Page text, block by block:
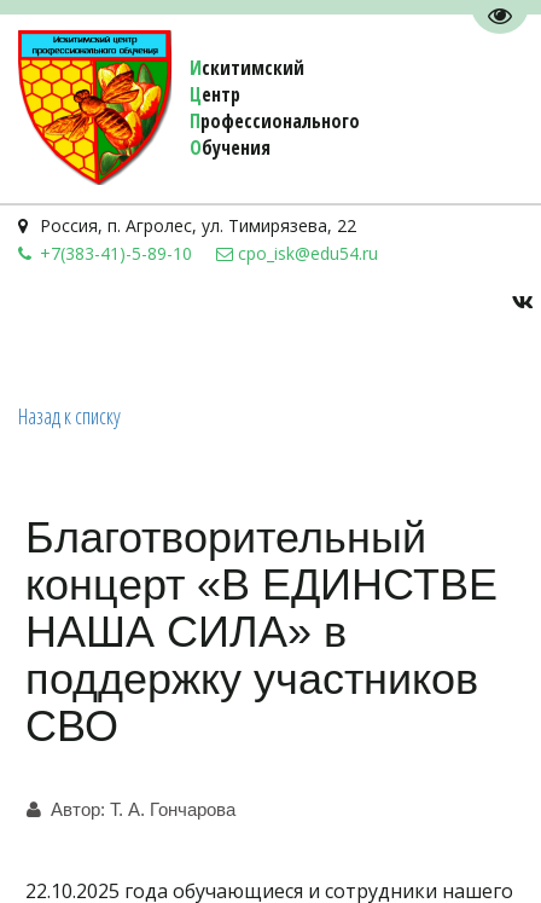
Искитимский
Центр
Профессионального
Обучения
Россия, п. Агролес, ул. Тимирязева, 22
+7(383-41)-5-89-10
cpo_isk@edu54.ru
Назад к списку
Благотворительный
концерт «В ЕДИНСТВЕ
НАША СИЛА» в
поддержку участников
СВО
Автор: Т. А. Гончарова
22.10.2025 года обучающиеся и сотрудники нашего